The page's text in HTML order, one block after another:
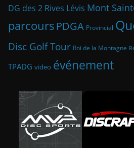
DG des 2 Rives Lévis Mont
parcours PDGA Provincial
Disc Golf Tour Roi de la Montagne
TPADG video événement